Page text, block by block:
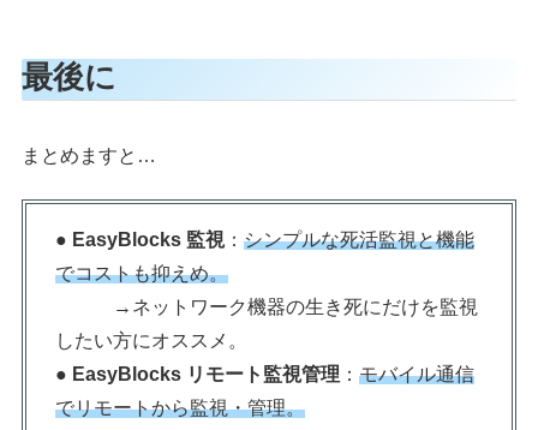
最後に
まとめますと…
● EasyBlocks 監視：シンプルな死活監視と機能
でコストも抑えめ。
→ネットワーク機器の生き死にだけを監視
したい方にオススメ。
● EasyBlocks リモート監視管理 ：モバイル通信
でリモートから監視・管理。